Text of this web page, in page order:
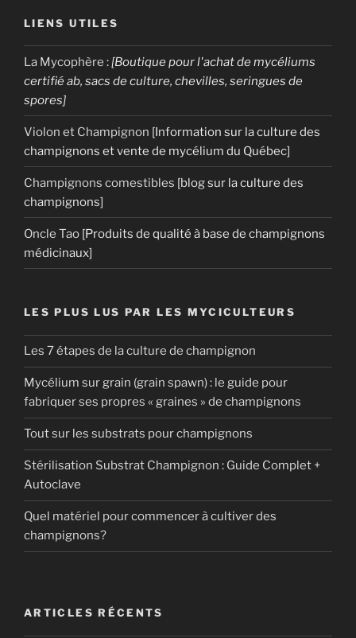
LIENS UTILES
La Mycophère :[Boutique pour l'achat de mycéliums
certifié ab, sacs de culture, chevilles, seringues de
spores]
Violon et Champignon [Information sur la culture des
champignons et vente de mycélium du Québec]
Champignons comestibles [blog sur la culture des
champignons]
Oncle Tao [Produits de qualité à base de champignons
médicinaux]
LES PLUS LUS PAR LES MYCICULTEURS
Les 7 étapes de la culture de champignon
Mycélium sur grain (grain spawn) : le guide pour
fabriquer ses propres « graines » de champignons
Tout sur les substrats pour champignons
Stérilisation Substrat Champignon : Guide Complet +
Autoclave
Quel matériel pour commencer à cultiver des
champignons?
ARTICLES RÉCENTS